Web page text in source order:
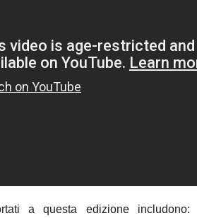
a questa edizione includono: